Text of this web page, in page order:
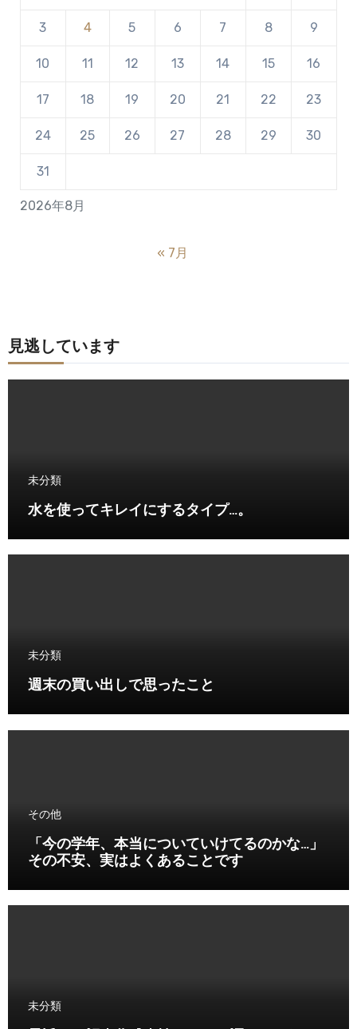
2026年8月
3 4 5 6 7 8 9
10 11 12 13 14 15 16
17 18 19 20 21 22 23
24 25 26 27 28 29 30
31
« 7月
見逃しています
未分類
水を使ってキレイにするタイプ…。
未分類
週末の買い出しで思ったこと
その他
「今の学年、本当についていけてるのかな…」
その不安、実はよくあることです
未分類